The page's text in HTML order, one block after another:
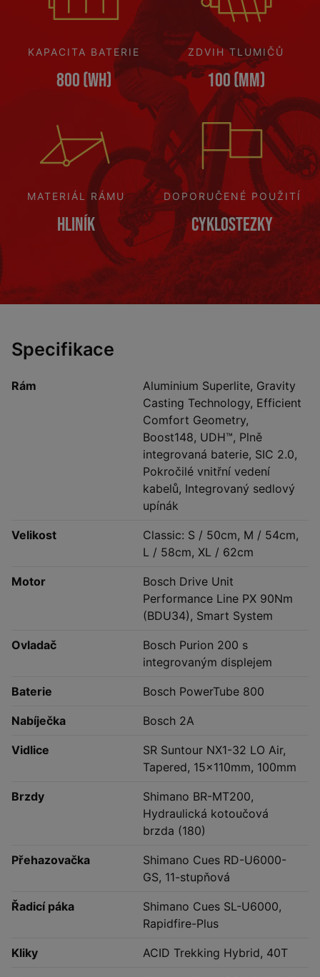
KAPACITA BATERIE
800 (Wh)
ZDVIH TLUMIČŮ
100 (mm)
MATERIÁL RÁMU
Hliník
DOPORUČENÉ POUŽITÍ
Cyklostezky
Specifikace
Rám
Aluminium Superlite, Gravity
Casting Technology, Efficient
Comfort Geometry,
Boost148, UDH™, Plně
integrovaná baterie, SIC 2.0,
Pokročilé vnitřní vedení
kabelů, Integrovaný sedlový
upínák
Velikost
Classic: S / 50cm, M / 54cm,
L / 58cm, XL / 62cm
Motor
Bosch Drive Unit
Performance Line PX 90Nm
(BDU34), Smart System
Ovladač
Bosch Purion 200 s
integrovaným displejem
Baterie Bosch PowerTube 800
Nabíječka Bosch 2A
Vidlice
SR Suntour NX1-32 LO Air,
Tapered, 15x110mm, 100mm
Brzdy
Shimano BR-MT200,
Hydraulická kotoučová
brzda (180)
Přehazovačka
Shimano Cues RD-U6000-
GS, 11-stupňová
Řadicí páka
Shimano Cues SL-U6000,
Rapidfire-Plus
Kliky ACID Trekking Hybrid, 40T